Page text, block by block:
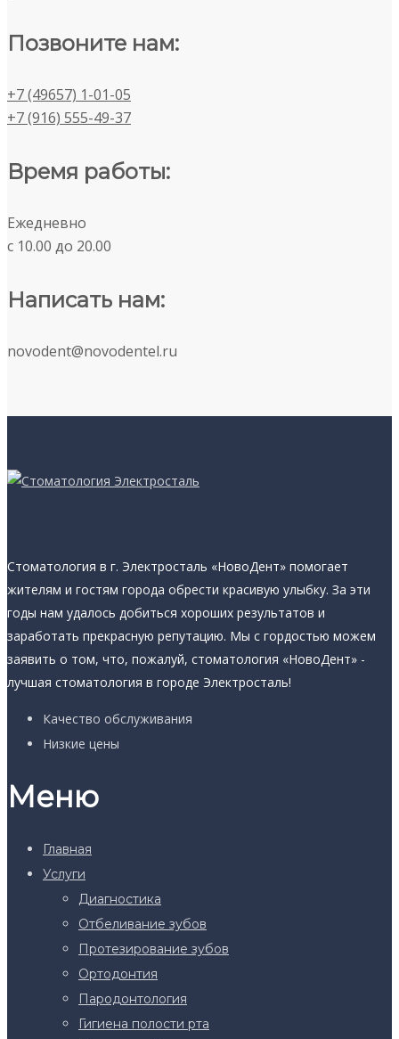
Позвоните нам:
+7 (49657) 1-01-05
+7 (916) 555-49-37
Время работы:
Ежедневно
c 10.00 до 20.00
Написать нам:
novodent@novodentel.ru
Стоматология в г. Электросталь «НовоДент» помогает
жителям и гостям города обрести красивую улыбку. За эти
годы нам удалось добиться хороших результатов и
заработать прекрасную репутацию. Мы с гордостью можем
заявить о том, что, пожалуй, стоматология «НовоДент» -
лучшая стоматология в городе Электросталь!
Качество обслуживания
Низкие цены
Меню
Главная
Услуги
Диагностика
Отбеливание зубов
Протезирование зубов
Ортодонтия
Пародонтология
Гигиена полости рта